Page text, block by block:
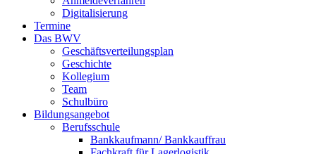
Digitalisierung
Termine
Das BWV
Geschäftsverteilungsplan
Geschichte
Kollegium
Team
Schulbüro
Bildungsangebot
Berufsschule
Bankkaufmann/ Bankkauffrau